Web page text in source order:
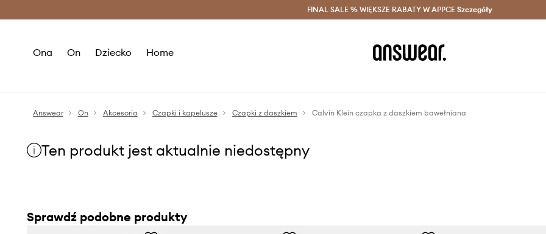
Oszczędzaj z Answear Club > Dostawa nawet w 24h >
FINAL SALE % WIĘKSZE RABATY W APPCE Szczegóły
Ona On Dziecko Home
Answear On Akcesoria Czapki i kapelusze Czapki z daszkiem Calvin Klein czapka z daszkiem bawełniana
Ten produkt jest aktualnie niedostępny
Sprawdź podobne produkty